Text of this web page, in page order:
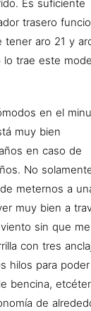
Es suficiente
trasero
tener aro 21 y
trae este
en el
muy bien
en caso de
No
meternos a
muy bien a
sin que me
con tres
hilos para poder
bencina,
de